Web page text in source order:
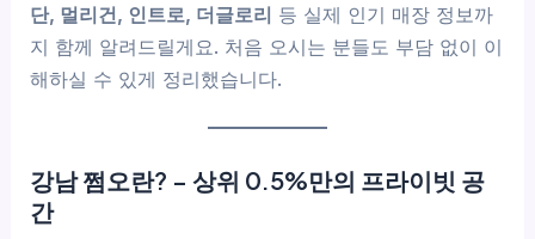
단, 멀리건, 인트로, 더글로리 등 실제 인기 매장 정보까
지 함께 알려드릴게요. 처음 오시는 분들도 부담 없이 이
해하실 수 있게 정리했습니다.
강남 쩜오란? – 상위 0.5%만의 프라이빗 공
간